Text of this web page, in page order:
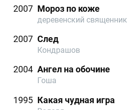
2007 Мороз по коже
деревенский священник
2007 След
Кондрашов
2004 Ангел на обочине
Гоша
1995 Какая чудная игра